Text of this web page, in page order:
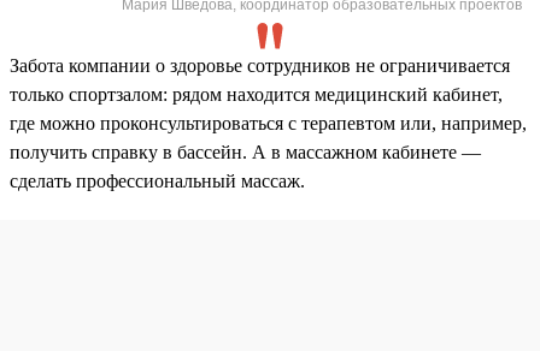
Мария Шведова, координатор образовательных проектов
Забота компании о здоровье сотрудников не ограничивается
только спортзалом: рядом находится медицинский кабинет,
где можно проконсультироваться с терапевтом или, например,
получить справку в бассейн. А в массажном кабинете —
сделать профессиональный массаж.